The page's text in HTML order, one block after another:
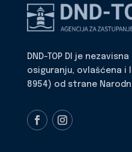
DND-TOP DI je
osiguranju, ovlašćena i
8954) od strane